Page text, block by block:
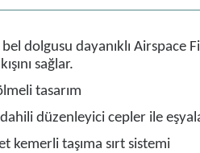
bel dolgusu dayanıklı
sağlar.
tasarım
düzenleyici cepler ile
kemerli taşıma sırt sistemi